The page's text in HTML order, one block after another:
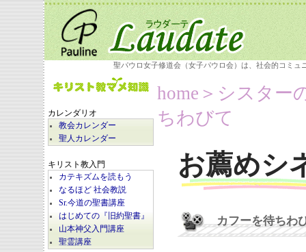
聖パウロ女子修道会（女子パウロ会）は、社会的コミ
カレンダリオ
教会カレンダー
聖人カレンダー
キリスト教入門
カテキズムを読もう
なるほど 社会教説
Sr.今道の聖書講座
はじめての『旧約聖書』
山本神父入門講座
聖霊講座
home ＞シスター
ちわびて
お薦めシ
カフーを待ちわ